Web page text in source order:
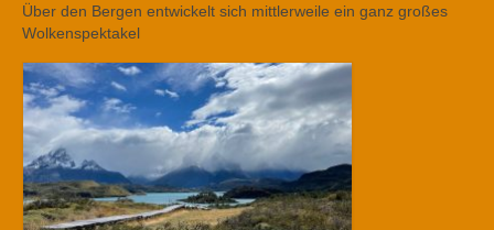
Über den Bergen entwickelt sich mittlerweile ein ganz großes
Wolkenspektakel